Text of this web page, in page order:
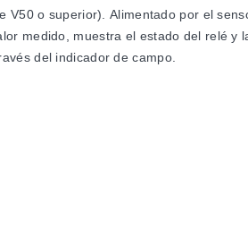
o superior). Alimentado por el
medido, muestra el estado del relé y
del indicador de campo.